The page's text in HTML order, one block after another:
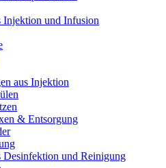
Injektion und Infusion
aus Injektion
& Entsorgung
Desinfektion und Reinigung